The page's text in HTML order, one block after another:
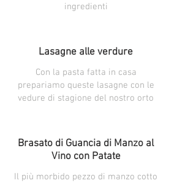
ingredienti
Lasagne alle verdure
Con la pasta fatta in casa
prepariamo queste lasagne con le
vedure di stagione del nostro orto
Brasato di Guancia di Manzo al
Vino con Patate
Il più morbido pezzo di manzo cotto